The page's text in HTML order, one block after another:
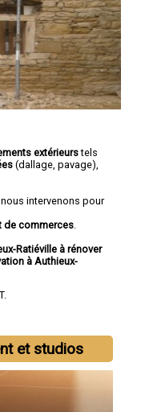
extérieurstels
(dallage, pavage),
intervenons pour
de commerces
Ratiéville à rénover
à Authieux-
et studios